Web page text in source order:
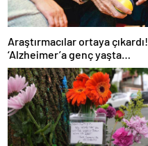
Araştırmacılar ortaya çıkardı!
‘Alzheimer’a genç yaşta
yakalanabilirsiniz’